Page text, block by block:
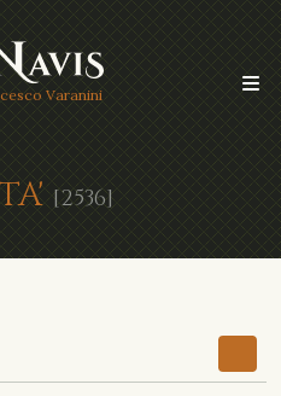
Varanini
[2536]